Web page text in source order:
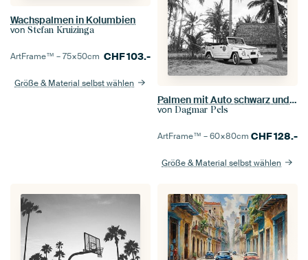
Wachspalmen in Kolumbien
von Stefan Kruizinga
ArtFrame™ –75×50cm CHF103.-
Größe & Material selbst wählen
Palmen mit Auto schwarz und weiß Foto
von Dagmar Pels
ArtFrame™ –60×80cm CHF128.-
Größe & Material selbst wählen